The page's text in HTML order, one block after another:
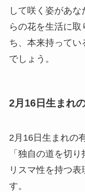
して咲く姿があ
らの花を生活に
ち、本来持ってい
でしょう。
2月16日生まれ
2月16日生まれの
「独自の道を切
リスマ性を持つ
す。